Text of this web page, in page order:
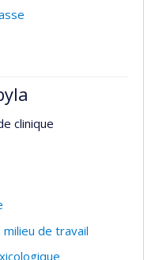
clinique
de travail